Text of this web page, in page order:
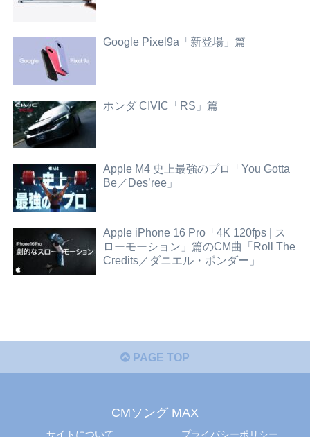
Google Pixel9a「新登場」篇
ホンダ CIVIC「RS」篇
Apple M4 史上最強のプロ「You Gotta
Be／Des’ree」
Apple iPhone 16 Pro「4K 120fps | ス
ローモーション」篇のCM曲「Roll The
Credits／ダニエル・ポンダー」
PAGE TOP
CMソング MAX
サイトについて プライバシーポリシー